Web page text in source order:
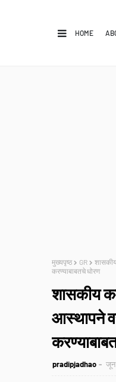
HOME
मुख्यपृष्ठ GR
शासकीय
करण्याबाबतचे धोरण
शासकीय
आस्थापने
pradipjadhao जून